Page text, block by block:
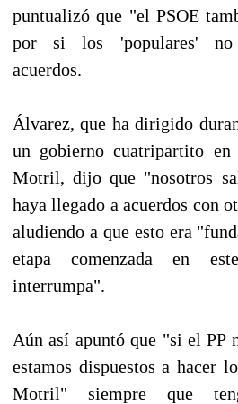
puntualizó que "el PSOE
por si los 'populares' no
acuerdos.
Álvarez, que ha dirigido
un gobierno cuatripartito
Motril, dijo que "nosotros
haya llegado a acuerdos con
aludiendo a que esto era
etapa comenzada en
interrumpa".
Aún así apuntó que "si el PP
estamos dispuestos a hacer
Motril" siempre que